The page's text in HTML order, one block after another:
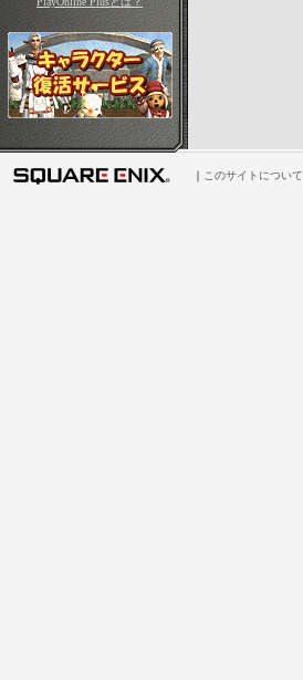
｜ このサイトについて